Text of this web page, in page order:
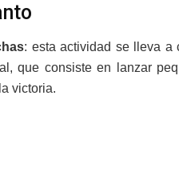
: esta actividad se lleva a
que consiste en lanzar
victoria.